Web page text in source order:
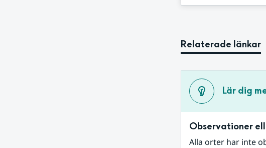
Relaterade länkar
Lär dig
Observationer
Alla orter har inte